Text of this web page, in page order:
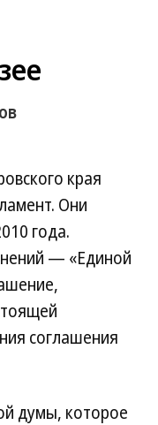
края
Они
года.
— «Единой
соглашения
думы, которое